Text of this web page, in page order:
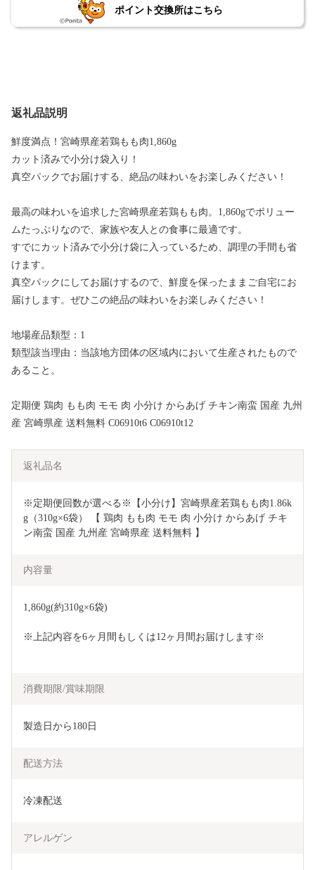
ポイント交換所はこちら
返礼品説明
鮮度満点！宮崎県産若鶏もも肉1,860g
カット済みで小分け袋入り！
真空パックでお届けする、絶品の味わいをお楽しみください！
最高の味わいを追求した宮崎県産若鶏もも肉。1,860gでボリュー
ムたっぷりなので、家族や友人との食事に最適です。
すでにカット済みで小分け袋に入っているため、調理の手間も省
けます。
真空パックにしてお届けするので、鮮度を保ったままご自宅にお
届けします。ぜひこの絶品の味わいをお楽しみください！
地場産品類型：1
類型該当理由：当該地方団体の区域内において生産されたもので
あること。
定期便 鶏肉 もも肉 モモ 肉 小分け からあげ チキン南蛮 国産 九州
産 宮崎県産 送料無料 C06910t6 C06910t12
返礼品名
※定期便回数が選べる※【小分け】宮崎県産若鶏もも肉1.86k
g（310g×6袋） 【 鶏肉 もも肉 モモ 肉 小分け からあげ チキ
ン南蛮 国産 九州産 宮崎県産 送料無料 】
内容量
1,860g(約310g×6袋)
※上記内容を6ヶ月間もしくは12ヶ月間お届けします※
消費期限/賞味期限
製造日から180日
配送方法
冷凍配送
アレルゲン